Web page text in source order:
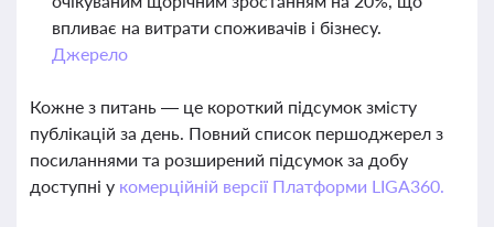
впливає на витрати споживачів і бізнесу.
Джерело
Кожне з питань — це короткий підсумок змісту
публікацій за день. Повний список першоджерел з
посиланнями та розширений підсумок за добу
доступні у комерційній версії Платформи LIGA360.